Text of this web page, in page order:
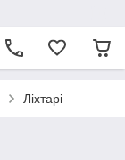
Ліхтарі